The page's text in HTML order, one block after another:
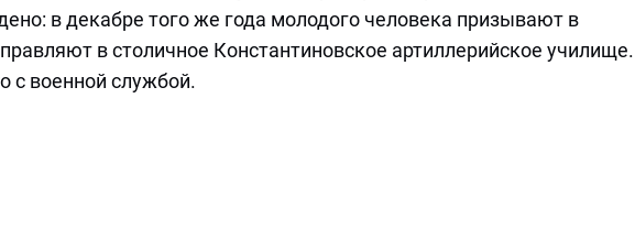
в декабре того же года молодого человека призывают в
в столичное Константиновское артиллерийское
с военной службой.